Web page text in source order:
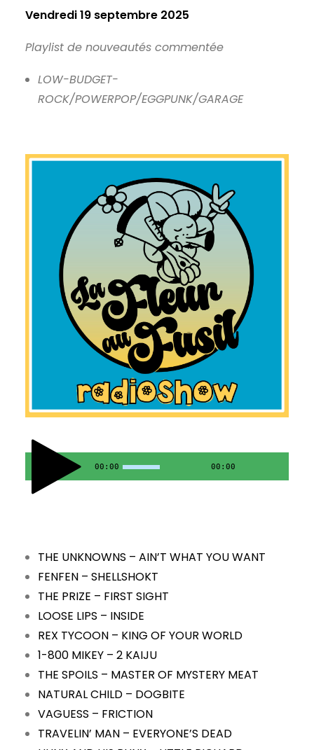
Vendredi 19 septembre 2025
Playlist de nouveautés commentée
LOW-BUDGET-
ROCK/POWERPOP/EGGPUNK/GARAGE
00:00 00:00
THE UNKNOWNS – AIN’T WHAT YOU WANT
FENFEN – SHELLSHOKT
THE PRIZE – FIRST SIGHT
LOOSE LIPS – INSIDE
REX TYCOON – KING OF YOUR WORLD
1-800 MIKEY – 2 KAIJU
THE SPOILS – MASTER OF MYSTERY MEAT
NATURAL CHILD – DOGBITE
VAGUESS – FRICTION
TRAVELIN’ MAN – EVERYONE’S DEAD